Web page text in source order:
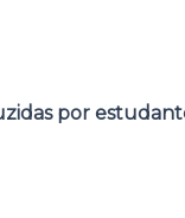
por